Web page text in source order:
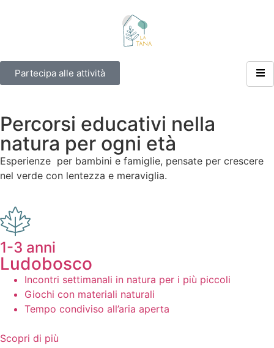
Partecipa alle attività
Percorsi educativi nella
natura per ogni età
Esperienze per bambini e famiglie, pensate per crescere
nel verde con lentezza e meraviglia.
1-3 anni
Ludobosco
Incontri settimanali in natura per i più piccoli
Giochi con materiali naturali
Tempo condiviso all’aria aperta
Scopri di più